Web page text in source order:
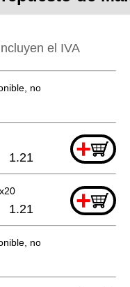
el IVA
no se puede pedir
+
1.21
+
1.21
no se puede pedir